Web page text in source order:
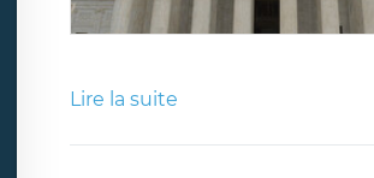
Lire la suite